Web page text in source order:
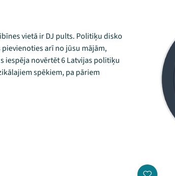
vietā ir DJ pults. Politiķu disko
arī no jūsu mājām,
iespēja novērtēt 6 Latvijas politiķu
spēkiem, pa pāriem